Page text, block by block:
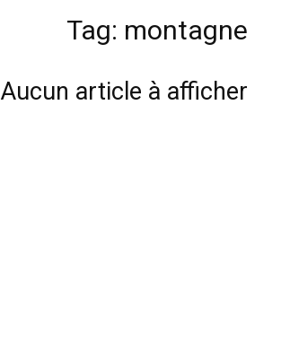
Tag: montagne
Aucun article à afficher